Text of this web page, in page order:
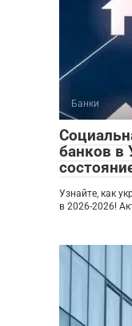
Банки
банков в
Узнайте, как
в 2026-2026!